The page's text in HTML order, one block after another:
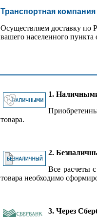
Транспортная
Осуществляем доставку по
вашего населенного пункта
1.
товара.
2.
Все расчеты
товара необходимо
3. Через